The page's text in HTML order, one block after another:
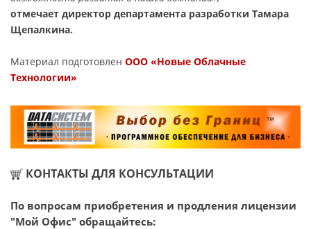
отмечает директор департамента разработки Тамара
Щепалкина.
Материал подготовлен ООО «Новые Облачные
Технологии»
КОНТАКТЫ ДЛЯ КОНСУЛЬТАЦИИ
По вопросам приобретения и продления лицензии
"Мой Офис" обращайтесь: